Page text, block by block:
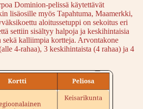
Dominion-pelissä käytettävät
lisäosille myös Tapahtuma, Maamerkki,
aloitussetuppi on sekoitus eri
settiin sisältyy halpoja ja keskihintaisia
sekä kalliimpia kortteja. Arvontakone
4-rahaa), 3 keskihintaista (4 rahaa) ja 4